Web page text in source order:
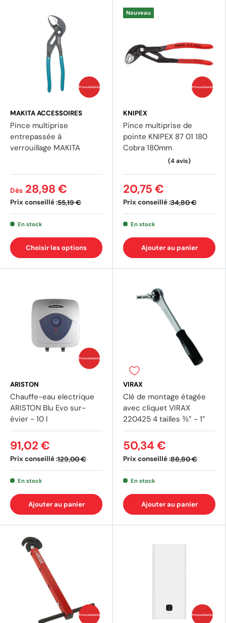
(1 avis)
Prix coûtants
MAKITA ACCESSOIRES
Pince multiprise
entrepassée à
verrouillage MAKITA
Prix conseillé :55,19 €
Dès 28,98 €
En stock
Choisir les options
Prix coûtants
Nouveau
KNIPEX
Pince multiprise de
pointe KNIPEX 87 01 180
Cobra 180mm
Prix conseillé :34,80 €
20,75 €
En stock
Ajouter au panier
Prix coûtants
ARISTON
Chauffe-eau electrique
ARISTON Blu Evo sur-
évier - 10 l
Prix conseillé :129,00 €
91,02 €
En stock
Ajouter au panier
VIRAX
Clé de montage étagée
avec cliquet VIRAX
220425 4 tailles ⅜” - 1”
Prix conseillé :88,80 €
50,34 €
En stock
Ajouter au panier
Prix coûtants Prix coûtants